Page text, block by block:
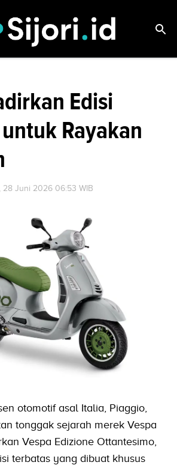
Edisi
Rayakan
28 Juni 2026 06:53 WIB
otomotif asal Italia, Piaggio,
tonggak sejarah merek Vespa
Vespa Edizione Ottantesimo,
terbatas yang dibuat khusus